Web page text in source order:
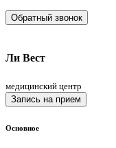
Обратный звонок
Ли Вест
медицинский центр
Запись на прием
Основное